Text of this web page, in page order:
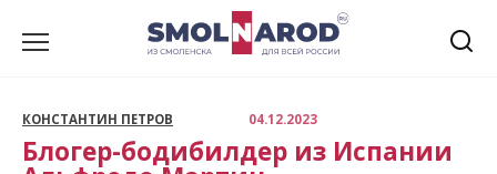
КОНСТАНТИН ПЕТРОВ 04.12.2023
Блогер-бодибилдер из Испании